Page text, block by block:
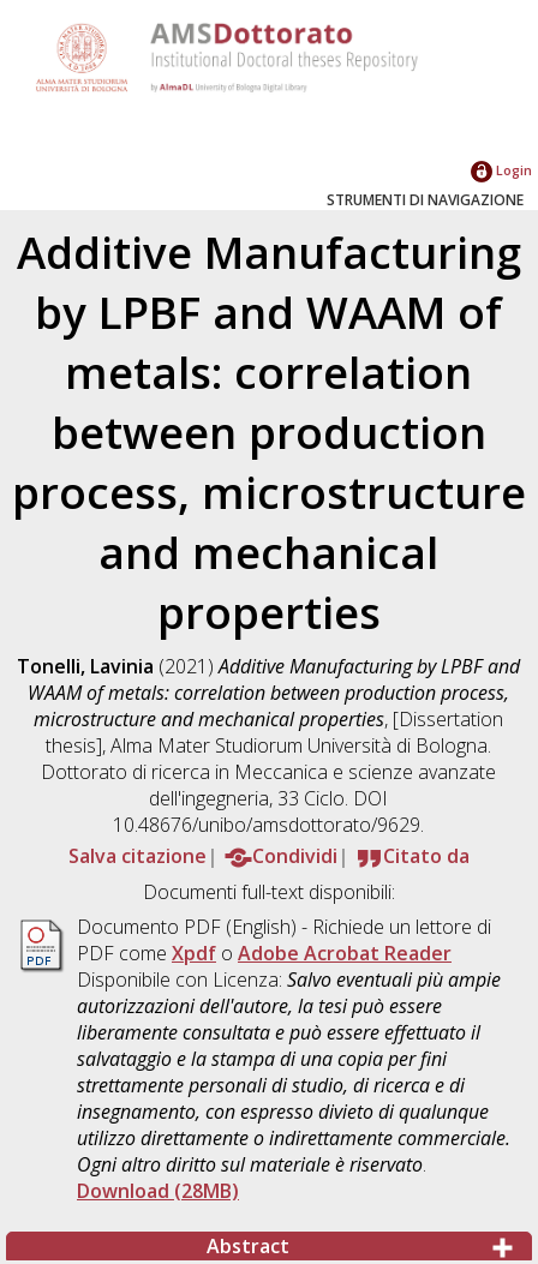
Login
STRUMENTI DI NAVIGAZIONE
Additive Manufacturing
by LPBF and WAAM of
metals: correlation
between production
process, microstructure
and mechanical
properties
Tonelli, Lavinia (2021)Additive Manufacturing by LPBF and
WAAM of metals: correlation between production process,
microstructure and mechanical properties, [Dissertation
thesis], Alma Mater Studiorum Università di Bologna.
Dottorato di ricerca in Meccanica e scienze avanzate
dell'ingegneria, 33 Ciclo. DOI
10.48676/unibo/amsdottorato/9629.
Salva citazione
Condividi
Citato da
Documenti full-text disponibili:
Documento PDF(English) - Richiede un lettore di
PDF come Xpdfo Adobe Acrobat Reader
Disponibile con Licenza: Salvo eventuali più ampie
autorizzazioni dell'autore, la tesi può essere
liberamente consultata e può essere effettuato il
salvataggio e la stampa di una copia per fini
strettamente personali di studio, di ricerca e di
insegnamento, con espresso divieto di qualunque
utilizzo direttamente o indirettamente commerciale.
Ogni altro diritto sul materiale è riservato.
Download (28MB)
Abstract